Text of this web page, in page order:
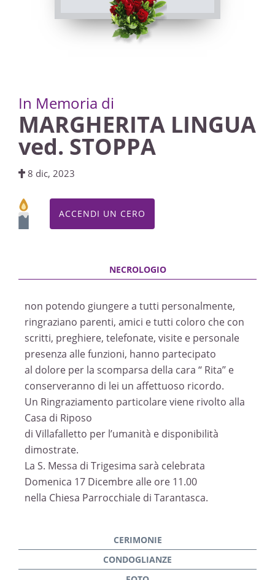
In Memoria di
MARGHERITA LINGUA
ved. STOPPA
8 dic, 2023
ACCENDI UN CERO
non potendo giungere a tutti personalmente,
ringraziano parenti, amici e tutti coloro che con
scritti, preghiere, telefonate, visite e personale
presenza alle funzioni, hanno partecipato
al dolore per la scomparsa della cara ‘‘ Rita’’ e
conserveranno di lei un affettuoso ricordo.
Un Ringraziamento particolare viene rivolto alla
Casa di Riposo
di Villafalletto per l’umanità e disponibilità
dimostrate.
La S. Messa di Trigesima sarà celebrata
Domenica 17 Dicembre alle ore 11.00
nella Chiesa Parrocchiale di Tarantasca.